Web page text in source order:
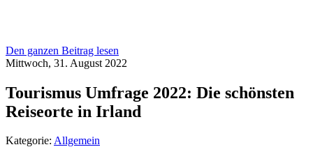
Den ganzen Beitrag lesen
Mittwoch, 31. August 2022
Tourismus Umfrage 2022: Die schönsten
Reiseorte in Irland
Kategorie: Allgemein